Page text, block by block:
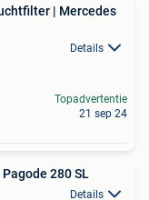
| Mercedes
Details
Topadvertentie
21 sep 24
280 SL
Details